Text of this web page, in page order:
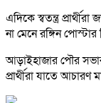
এদিকে স্বতন্ত্র
না মেনে রঙ্গিন
আড়াইহাজার পৌর
প্রার্থীরা যাতে আচারণ